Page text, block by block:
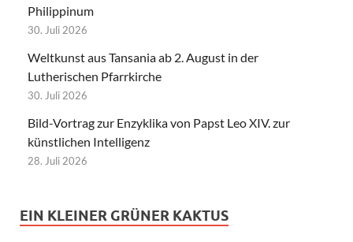
Philippinum
30. Juli 2026
Weltkunst aus Tansania ab 2. August in der
Lutherischen Pfarrkirche
30. Juli 2026
Bild-Vortrag zur Enzyklika von Papst Leo XIV. zur
künstlichen Intelligenz
28. Juli 2026
EIN KLEINER GRÜNER KAKTUS